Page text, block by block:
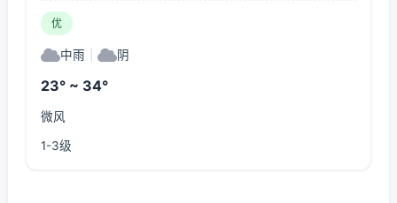
优
中雨 阴
23° ~ 34°
微风
1-3级